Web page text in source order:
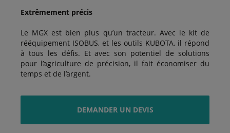
Extrêmement précis
Le MGX est bien plus qu’un tracteur. Avec le kit de
rééquipement ISOBUS, et les outils KUBOTA, il répond
à tous les défis. Et avec son potentiel de solutions
pour l’agriculture de précision, il fait économiser du
temps et de l’argent.
DEMANDER UN DEVIS